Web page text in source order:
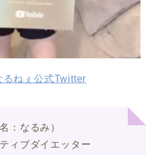
るねぇ公式Twitter
：なるみ）
ィブダイエッター